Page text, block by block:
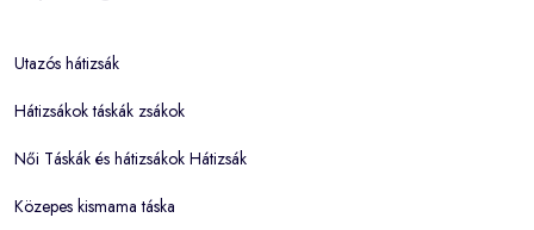
Utazós hátizsák
Hátizsákok táskák zsákok
Női Táskák és hátizsákok Hátizsák
Közepes kismama táska